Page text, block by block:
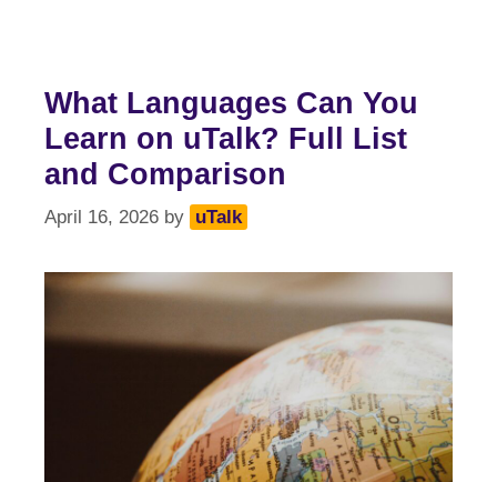
What Languages Can You
Learn on uTalk? Full List
and Comparison
April 16, 2026 by uTalk